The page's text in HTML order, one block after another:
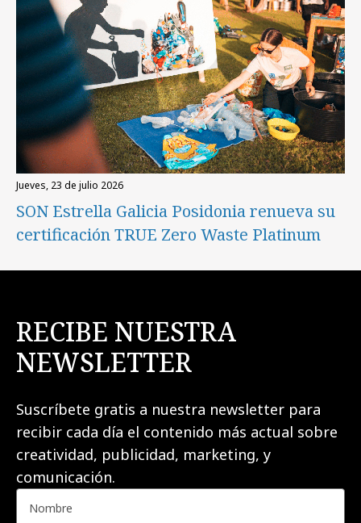
jueves, 23 de julio 2026
SON Estrella Galicia Posidonia renueva su
certificación TRUE Zero Waste Platinum
RECIBE NUESTRA
NEWSLETTER
Suscríbete gratis a nuestra newsletter para
recibir cada día el contenido más actual sobre
creatividad, publicidad, marketing, y
comunicación.